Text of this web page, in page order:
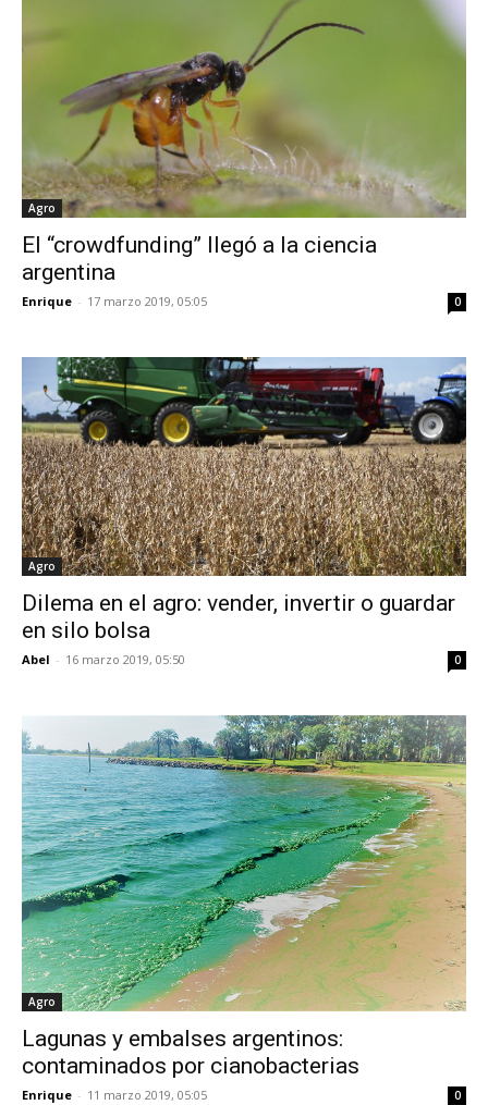
Agro
El “crowdfunding” llegó a la ciencia
argentina
Enrique - 17 marzo 2019, 05:05 0
Agro
Dilema en el agro: vender, invertir o guardar
en silo bolsa
Abel - 16 marzo 2019, 05:50 0
Agro
Lagunas y embalses argentinos:
contaminados por cianobacterias
Enrique - 11 marzo 2019, 05:05 0